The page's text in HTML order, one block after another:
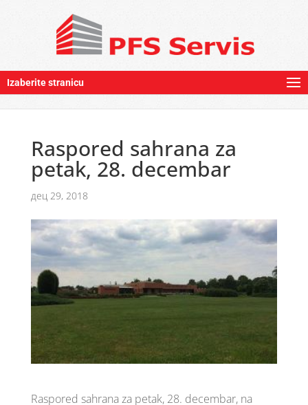
Izaberite stranicu
Raspored sahrana za
petak, 28. decembar
дец 29, 2018
Raspored sahrana za petak, 28. decembar, na